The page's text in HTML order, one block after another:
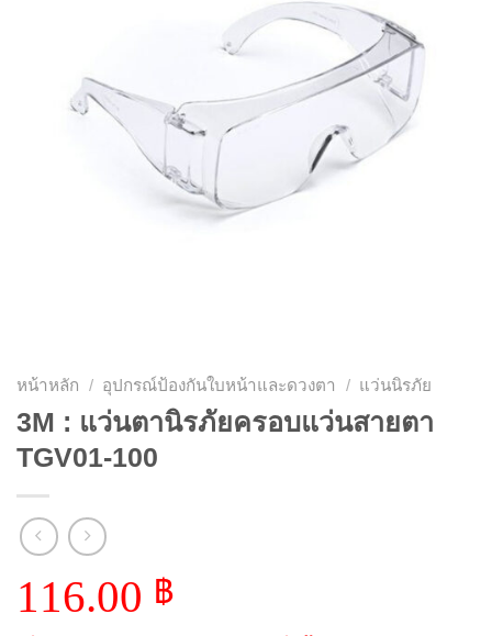
หน้าหลัก / อุปกรณ์ป้องกันใบหน้าและดวงตา / แว่นนิรภัย
3M : แว่นตานิรภัยครอบแว่นสายตา
TGV01-100
116.00 ฿